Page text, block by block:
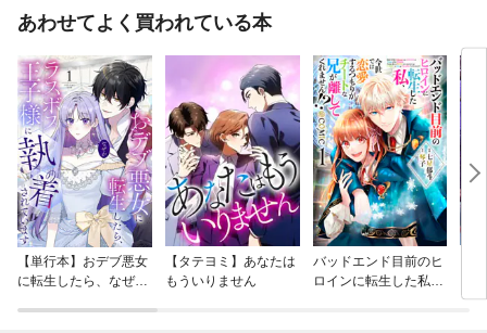
あわせてよく買われている本
【単行本】おデブ悪女
に転生したら、なぜか
【タテヨミ】あなたは
もういりません
バッドエンド目前のヒ
ロインに転生した私、